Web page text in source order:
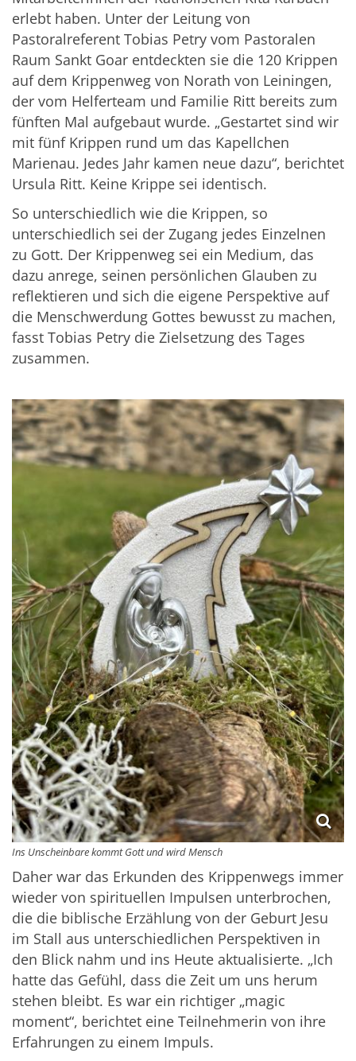
erlebt haben. Unter der Leitung von
Pastoralreferent Tobias Petry vom Pastoralen
Raum Sankt Goar entdeckten sie die 120 Krippen
auf dem Krippenweg von Norath von Leiningen,
der vom Helferteam und Familie Ritt bereits zum
fünften Mal aufgebaut wurde. „Gestartet sind wir
mit fünf Krippen rund um das Kapellchen
Marienau. Jedes Jahr kamen neue dazu“, berichtet
Ursula Ritt. Keine Krippe sei identisch.
So unterschiedlich wie die Krippen, so
unterschiedlich sei der Zugang jedes Einzelnen
zu Gott. Der Krippenweg sei ein Medium, das
dazu anrege, seinen persönlichen Glauben zu
reflektieren und sich die eigene Perspektive auf
die Menschwerdung Gottes bewusst zu machen,
fasst Tobias Petry die Zielsetzung des Tages
zusammen.
Ins Unscheinbare kommt Gott und wird Mensch
Daher war das Erkunden des Krippenwegs immer
wieder von spirituellen Impulsen unterbrochen,
die die biblische Erzählung von der Geburt Jesu
im Stall aus unterschiedlichen Perspektiven in
den Blick nahm und ins Heute aktualisierte. „Ich
hatte das Gefühl, dass die Zeit um uns herum
stehen bleibt. Es war ein richtiger „magic
moment“, berichtet eine Teilnehmerin von ihre
Erfahrungen zu einem Impuls.